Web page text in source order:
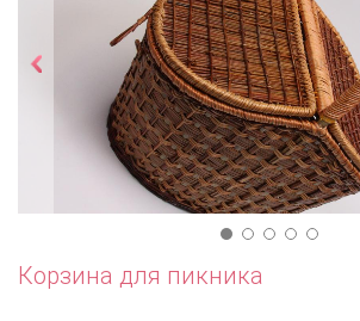
Корзина для пикника